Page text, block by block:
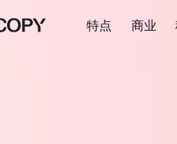
特点 商业